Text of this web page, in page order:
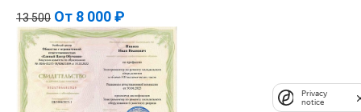
13 500 От 8 000 ₽
Privacy
notice